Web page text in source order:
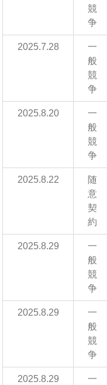
競
争
2025.7.28
一
般
競
争
2025.8.20
一
般
競
争
2025.8.22
随
意
契
約
2025.8.29
一
般
競
争
2025.8.29
一
般
競
争
2025.8.29
一